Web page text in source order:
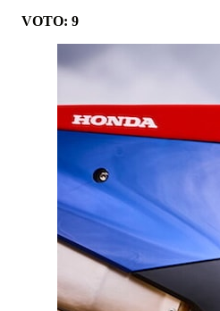
VOTO: 9